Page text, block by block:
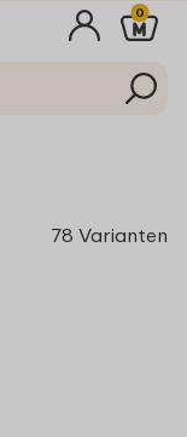
0
78 Varianten